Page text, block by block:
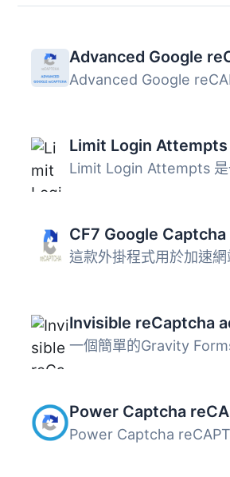
Advanced Google
Limit Login Attempts
Power Captcha